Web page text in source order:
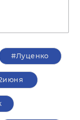
#Луценко